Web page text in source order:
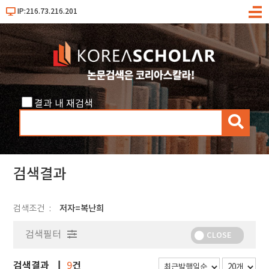
IP:216.73.216.201
메
결과 내 재검색
검
색
검색결과
검색조건 저자=복난희
검색필터 CLOSE
검색결과 9건